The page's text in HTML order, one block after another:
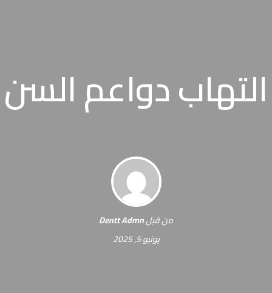
التهاب دواعم السن
من قبلDentt Admn
يونيو 5, 2025